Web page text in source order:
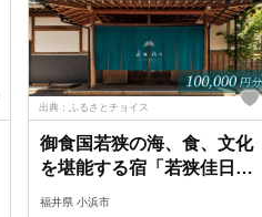
出典：ふるさとチョイス
御食国若狭の海、食、文化
を堪能する宿「若狭佳日」
宿泊ギフト券 10万円分｜
福井県 小浜市